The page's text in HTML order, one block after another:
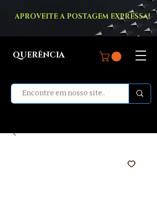
APROVEITE A POSTAGEM EXPRESSA!
QUERÊNCIA